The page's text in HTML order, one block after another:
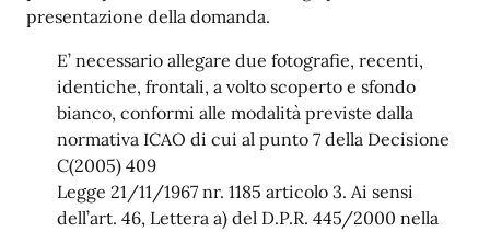
presentazione della domanda.
E’ necessario allegare due fotografie, recenti,
identiche, frontali, a volto scoperto e sfondo
bianco, conformi alle modalità previste dalla
normativa ICAO di cui al punto 7 della Decisione
C(2005) 409
Legge 21/11/1967 nr. 1185 articolo 3. Ai sensi
dell’art. 46, Lettera a) del D.P.R. 445/2000 nella